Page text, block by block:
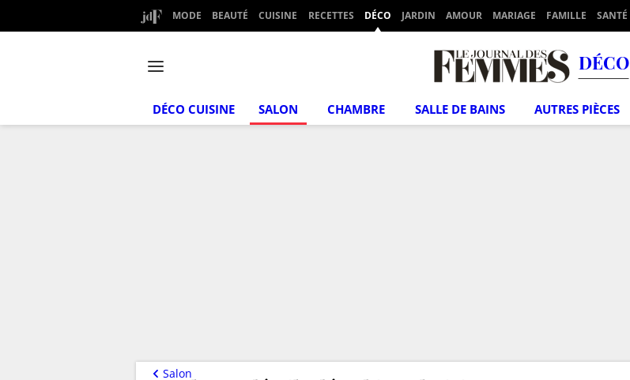
MODE BEAUTÉ CUISINE RECETTES DÉCO JARDIN AMOUR MARIAGE FAMILLE SANTÉ
DÉCO
DÉCO CUISINE SALON CHAMBRE SALLE DE BAINS AUTRES PIÈCES
Salon